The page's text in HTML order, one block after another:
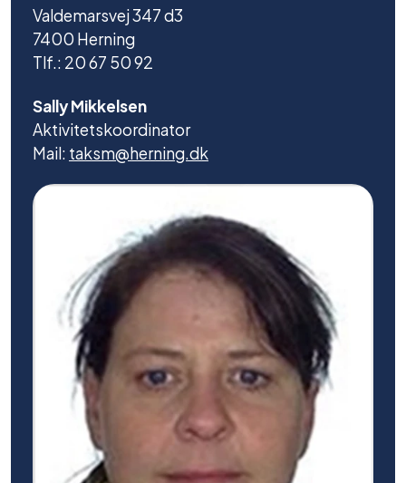
Valdemarsvej 347 d3
7400 Herning
Tlf.: 20 67 50 92
Sally Mikkelsen
Aktivitetskoordinator
Mail:taksm@herning.dk